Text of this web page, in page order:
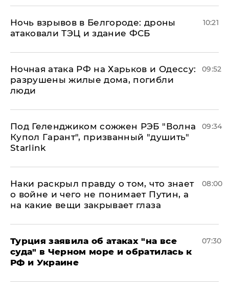
​Ночь взрывов в Белгороде: дроны
атаковали ТЭЦ и здание ФСБ
10:21
​Ночная атака РФ на Харьков и Одессу:
разрушены жилые дома, погибли
люди
09:52
Под Геленджиком сожжен РЭБ "Волна
Купол Гарант", призванный "душить"
Starlink
09:34
Наки раскрыл правду о том, что знает
о войне и чего не понимает Путин, а
на какие вещи закрывает глаза
08:00
Турция заявила об атаках "на все
суда" в Черном море и обратилась к
РФ и Украине
07:30